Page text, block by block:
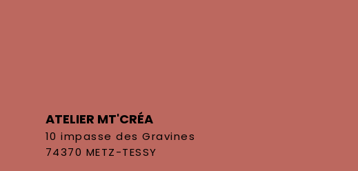
ATELIER MT'CRÉA
10 impasse des Gravines
74370 METZ-TESSY